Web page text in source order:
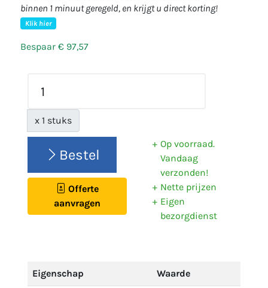
binnen 1 minuut geregeld, en krijgt u direct korting!
Klik hier
Bespaar € 97,57
x 1 stuks
Bestel
Offerte
aanvragen
Op voorraad.
Vandaag
verzonden!
Nette prijzen
Eigen
bezorgdienst
Eigenschap Waarde